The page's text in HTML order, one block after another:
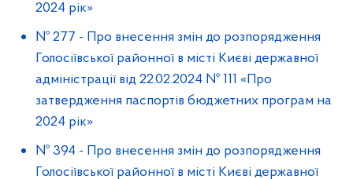
2024 рік»
№ 277 - Про внесення змін до розпорядження
Голосіївської районної в місті Києві державної
адміністрації від 22.02.2024 № 111 «Про
затвердження паспортів бюджетних програм на
2024 рік»
№ 394 - Про внесення змін до розпорядження
Голосіївської районної в місті Києві державної